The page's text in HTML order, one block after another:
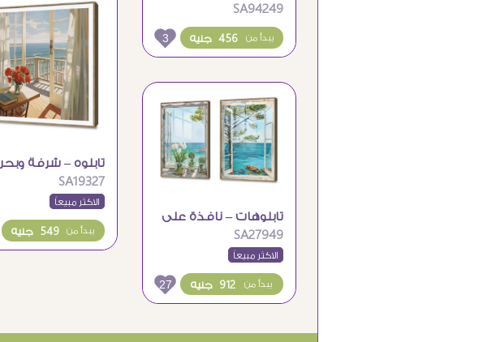
شارع أوروبي و مقهى
SA94249
456 جنيه يبدأ من 3
تابلوهات – نافذة على
البحر
SA27949
الاكثر مبيعاً
912 جنيه يبدأ من 27
تابلوه – شرفة وبحر
SA19327
الاكثر مبيعاً
549 جنيه يبدأ من